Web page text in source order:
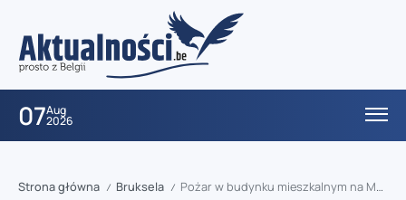
07Aug
2026
Strona główna / Bruksela / Pożar w budynku mieszkalnym na Molenbeek wywołany przez hulajnogę elektryczną – jedna osoba ranna